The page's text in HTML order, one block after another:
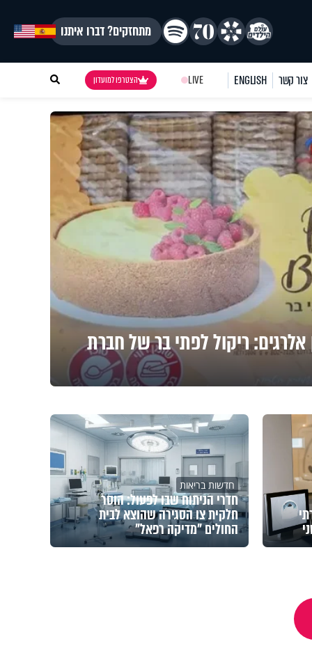
מתחזקים? דברו איתנו
צור קשר ENGLISH
LIVE הצטרפו למועדון
ריקול לפתי בר של חברת
חדשות בריאות
חדרי הניתוח שבו לפעול: הוסר
חלקית צו הסגירה שהוצא לבית
החולים "מדיקה רפאל"